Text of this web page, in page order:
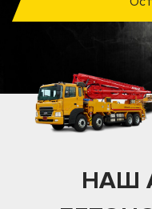
НАШ